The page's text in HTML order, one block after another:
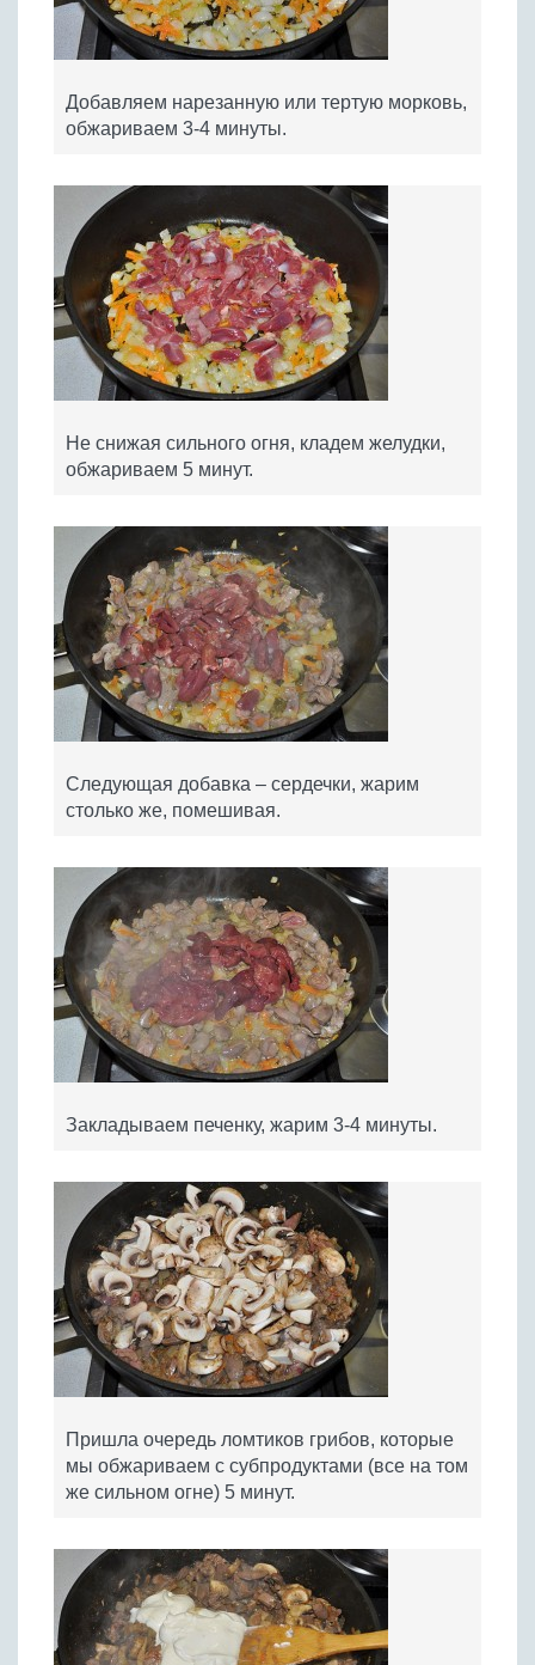
Добавляем нарезанную или тертую морковь,
обжариваем 3-4 минуты.
Не снижая сильного огня, кладем желудки,
обжариваем 5 минут.
Следующая добавка – сердечки, жарим
столько же, помешивая.
Закладываем печенку, жарим 3-4 минуты.
Пришла очередь ломтиков грибов, которые
мы обжариваем с субпродуктами (все на том
же сильном огне) 5 минут.